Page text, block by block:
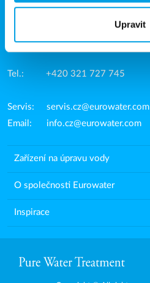
Upravit
Ovčárecká 499
Česká republika
Tel.: +420 321 727 745
Servis:servis.cz@eurowater.com
Email: info.cz@eurowater.com
Zařízení na úpravu vody
O společnosti Eurowater
Inspirace